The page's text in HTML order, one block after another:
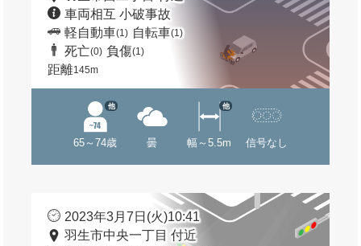
車両相互 小破事故
軽自動車(1) 自転車(1)
死亡(0) 負傷(1)
距離145m
65～74歳
他
曇 幅～5.5m
他
信号なし
2023年3月7日(火)10:41
羽生市中央一丁目 付近